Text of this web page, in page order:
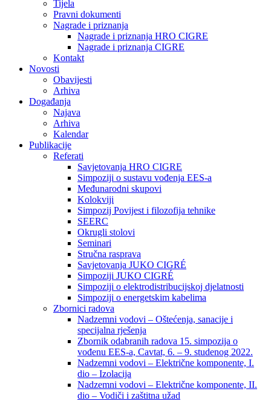
Tijela
Pravni dokumenti
Nagrade i priznanja
Nagrade i priznanja HRO CIGRE
Nagrade i priznanja CIGRE
Kontakt
Novosti
Obavijesti
Arhiva
Događanja
Najava
Arhiva
Kalendar
Publikacije
Referati
Savjetovanja HRO CIGRE
Simpoziji o sustavu vođenja EES-a
Međunarodni skupovi
Kolokviji​
Simpozij Povijest i filozofija tehnike
SEERC
Okrugli stolovi
Seminari​
Stručna rasprava​
Savjetovanja JUKO CIGRÉ
Simpoziji JUKO CIGRÉ
Simpoziji o elektrodistribucijskoj djelatnosti
Simpoziji o energetskim kabelima
Zbornici radova
Nadzemni vodovi – Oštećenja, sanacije i
specijalna rješenja
Zbornik odabranih radova 15. simpozija o
vođenu EES-a, Cavtat, 6. – 9. studenog 2022.
Nadzemni vodovi – Električne komponente, I.
dio – Izolacija
Nadzemni vodovi – Električne komponente, II.
dio – Vodiči i zaštitna užad